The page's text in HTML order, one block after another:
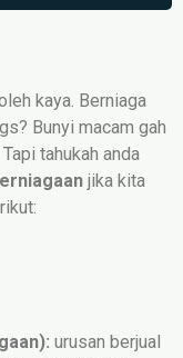
kaya. Berniaga
Bunyi macam gah
tahukah anda
jika kita
urusan berjual